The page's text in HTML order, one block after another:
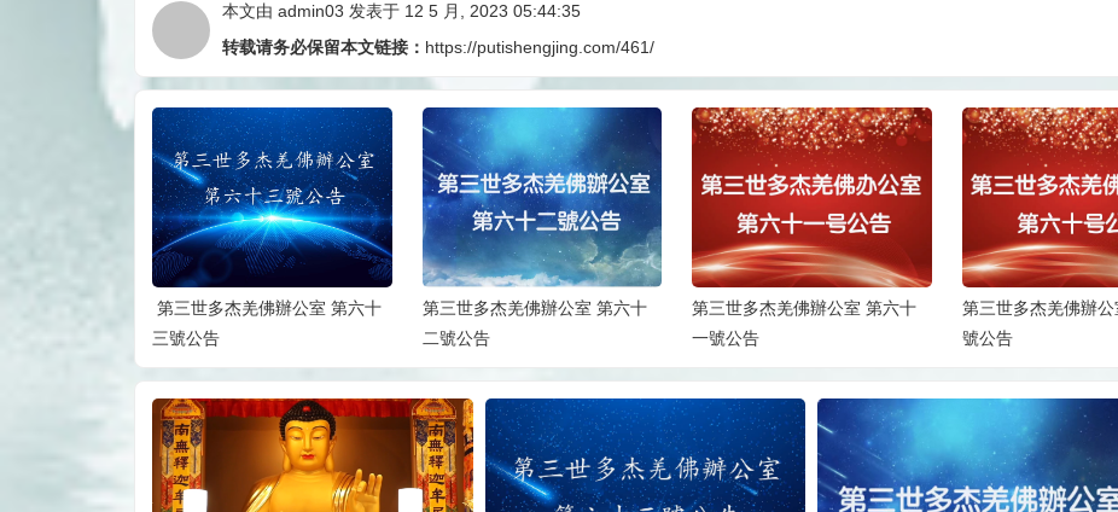
本文由 admin03 发表于 12 5 月, 2023 05:44:35
转载请务必保留本文链接： https://putishengjing.com/461/
第三世多杰羌佛辦公室 第六十
二號公告
第三世多杰羌佛辦公室 第六十
一號公告
第三世多杰羌佛辦公室 第六十
號公告
第三世多杰羌佛辦
九號公告